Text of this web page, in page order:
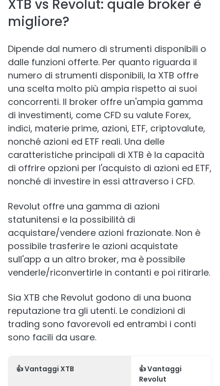
XTB vs Revolut: quale broker è
migliore?
Dipende dal numero di strumenti disponibili o
dalle funzioni offerte. Per quanto riguarda il
numero di strumenti disponibili, la XTB offre
una scelta molto più ampia rispetto ai suoi
concorrenti. Il broker offre un'ampia gamma
di investimenti, come CFD su valute Forex,
indici, materie prime, azioni, ETF, criptovalute,
nonché azioni ed ETF reali. Una delle
caratteristiche principali di XTB è la capacità
di offrire opzioni per l'acquisto di azioni ed ETF,
nonché di investire in essi attraverso i CFD.
Revolut offre una gamma di azioni
statunitensi e la possibilità di
acquistare/vendere azioni frazionate. Non è
possibile trasferire le azioni acquistate
sull'app a un altro broker, ma è possibile
venderle/riconvertirle in contanti e poi ritirarle.
Sia XTB che Revolut godono di una buona
reputazione tra gli utenti. Le condizioni di
trading sono favorevoli ed entrambi i conti
sono facili da usare.
👍Vantaggi XTB 👍Vantaggi
Revolut